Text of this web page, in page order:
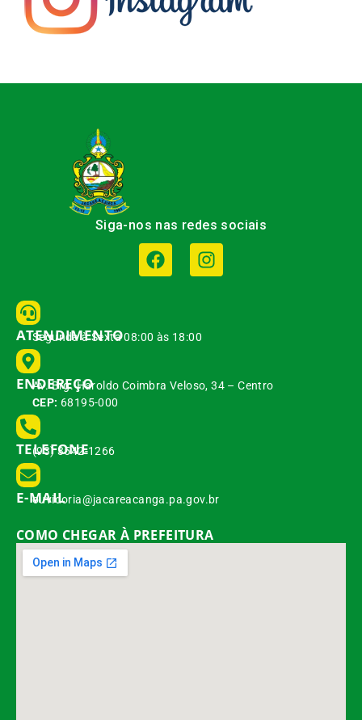
Siga-nos nas redes sociais
ATENDIMENTO
Segunda à Sexta 08:00 às 18:00
ENDEREÇO
Av. Brg. Haroldo Coimbra Veloso, 34 – Centro
CEP: 68195-000
TELEFONE
(93) 3542-1266
E-MAIL
ouvidoria@jacareacanga.pa.gov.br
COMO CHEGAR À PREFEITURA